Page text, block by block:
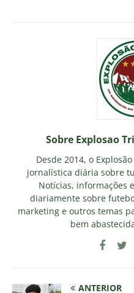
Sobre Explosao
Desde 2014, o
jornalística diária sobre
Notícias, informações
diariamente sobre
marketing e outros temas
bem
ANTERIOR